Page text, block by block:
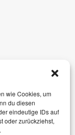
wie Cookies, um
du diesen
eindeutige IDs auf
oder zurückziehst,